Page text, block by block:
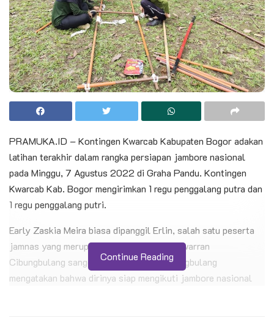
PRAMUKA.ID – Kontingen Kwarcab Kabupaten Bogor adakan
latihan terakhir dalam rangka persiapan jambore nasional
pada Minggu, 7 Agustus 2022 di Graha Pandu. Kontingen
Kwarcab Kab. Bogor mengirimkan 1 regu penggalang putra dan
1 regu penggalang putri.
Early Zaskia Meira biasa dipanggil Erlin, salah satu peserta
jamnas yang merupakan perwakilan dari Kwarran
Cibungbulang sanggar bakti SMPN 1 Cibungbulang
mengatakan bahwa dirinya siap mengikuti jambore nasional
Continue Reading